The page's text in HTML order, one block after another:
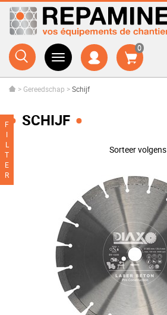
0
F
I
L
T
E
R
> Gereedschap >Schijf
SCHIJF
Sorteer volgens